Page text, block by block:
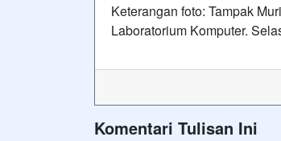
Keterangan foto: Tampak
Laboratorium Komputer.
Komentari Tulisan Ini